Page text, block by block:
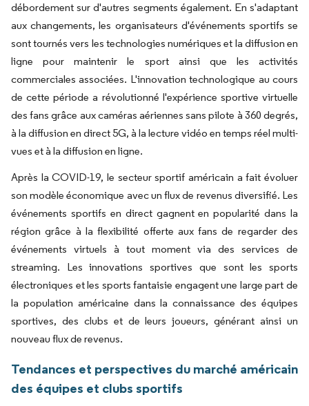
débordement sur d'autres segments également. En s'adaptant
aux changements, les organisateurs d'événements sportifs se
sont tournés vers les technologies numériques et la diffusion en
ligne pour maintenir le sport ainsi que les activités
commerciales associées. L'innovation technologique au cours
de cette période a révolutionné l'expérience sportive virtuelle
des fans grâce aux caméras aériennes sans pilote à 360 degrés,
à la diffusion en direct 5G, à la lecture vidéo en temps réel multi-
vues et à la diffusion en ligne.
Après la COVID-19, le secteur sportif américain a fait évoluer
son modèle économique avec un flux de revenus diversifié. Les
événements sportifs en direct gagnent en popularité dans la
région grâce à la flexibilité offerte aux fans de regarder des
événements virtuels à tout moment via des services de
streaming. Les innovations sportives que sont les sports
électroniques et les sports fantaisie engagent une large part de
la population américaine dans la connaissance des équipes
sportives, des clubs et de leurs joueurs, générant ainsi un
nouveau flux de revenus.
Tendances et perspectives du marché américain
des équipes et clubs sportifs